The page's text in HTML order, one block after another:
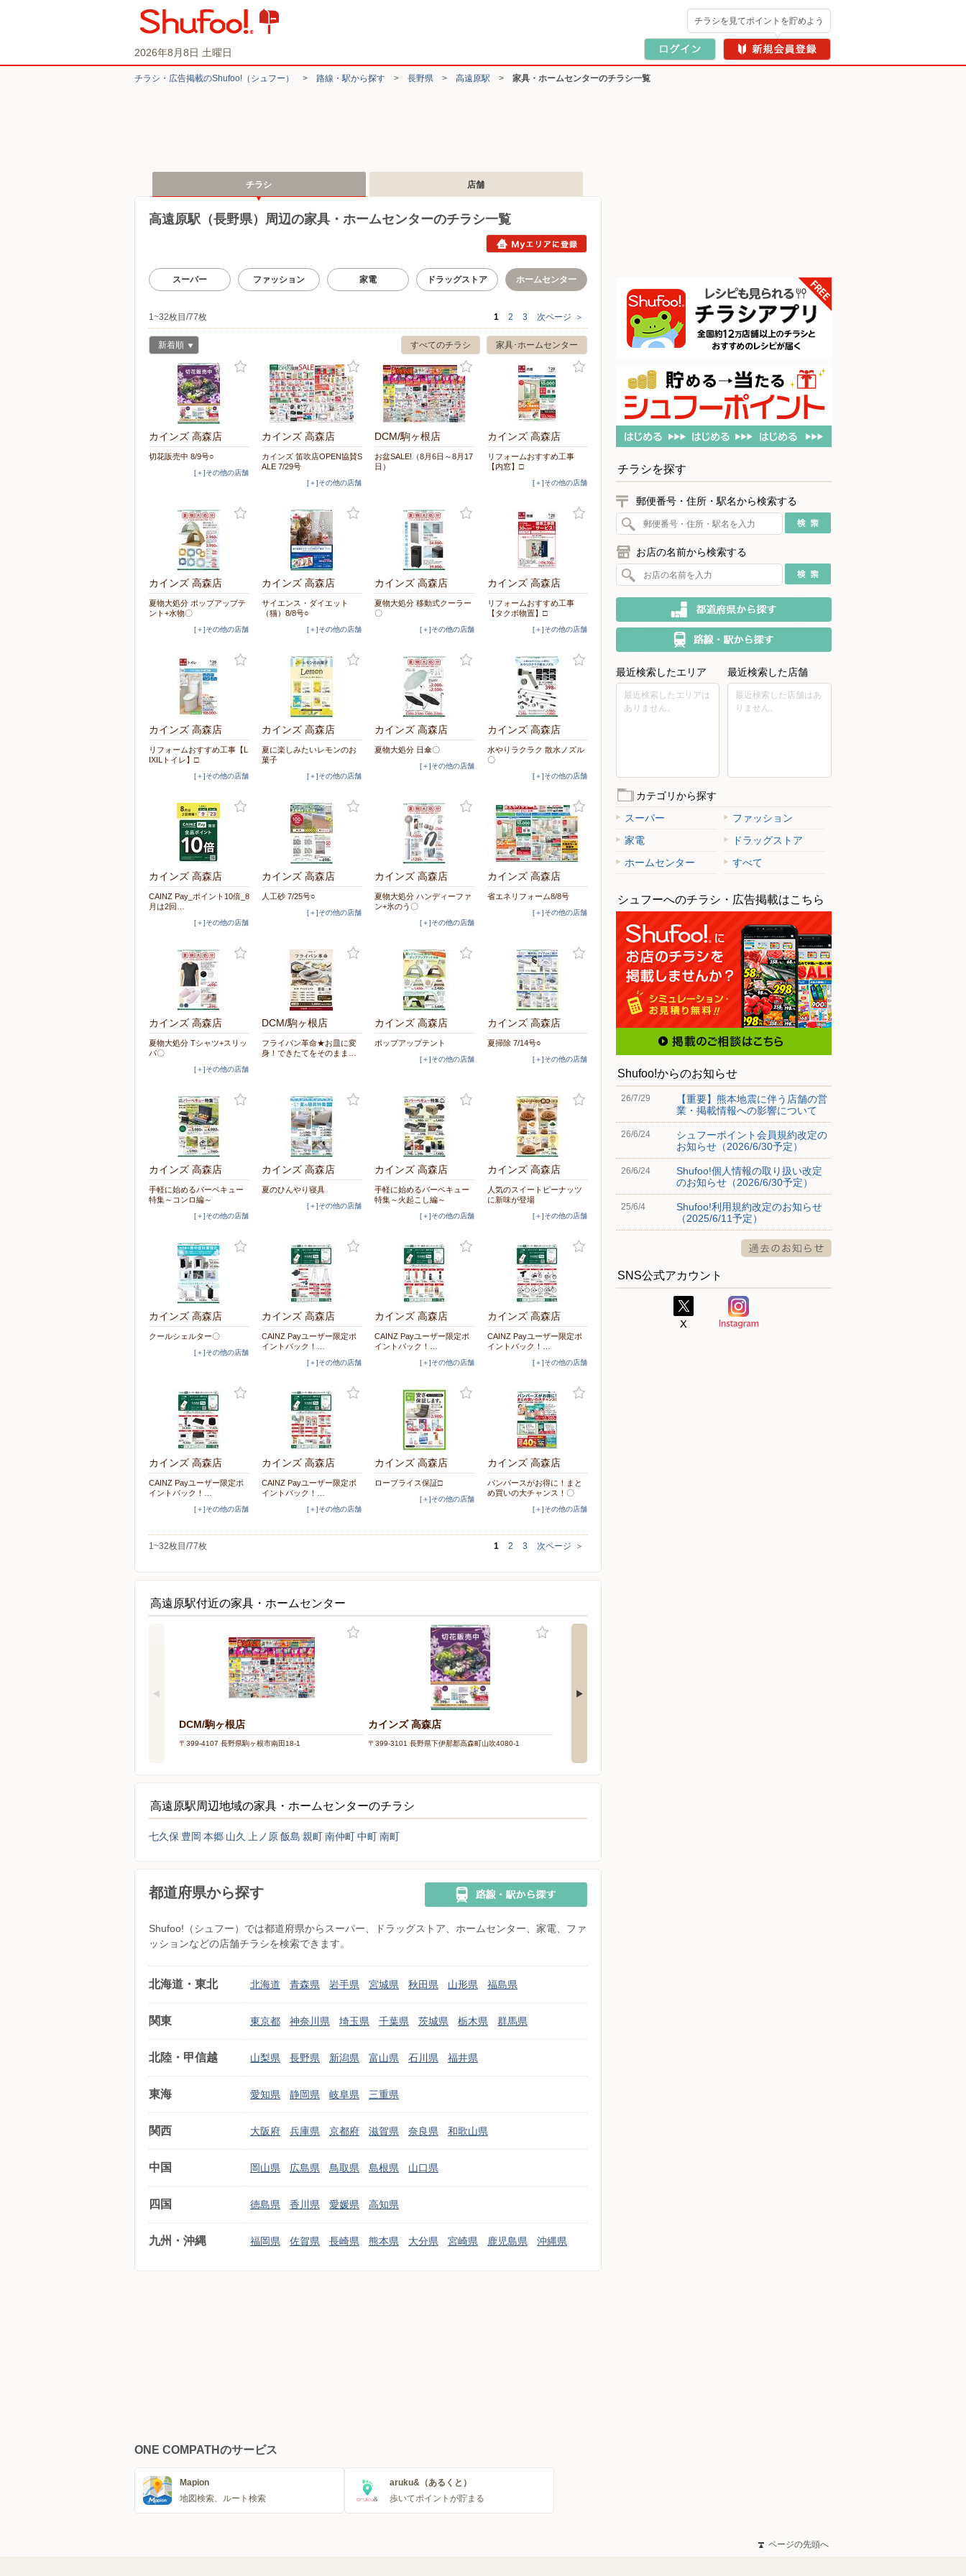
2026年8月8日 土曜日
チラシを見てポイントを貯めよう
チラシ・​広告掲載の​Shufoo!​（シュフー） > 路線・駅から探す > 長野県 > 高遠原駅 > 家具・ホームセンターのチラシ一覧
チラシ 店舗
高遠原駅（長野県）周辺の家具・ホームセンターのチラシ一覧
スーパー ファッション 家電 ドラッグストア ホームセンター
1~32枚目/77枚 1 2 3 次ページ ＞
家具･ホームセンター
すべてのチラシ
新着順
カインズ 高森店
切花販売中 8/9号○
[＋]その他の店舗
カインズ 高森店
カインズ 笛吹店OPEN協賛S
ALE 7/29号
[＋]その他の店舗
DCM/駒ヶ根店
お盆SALE!（8月6日～8月17
日）
カインズ 高森店
リフォームおすすめ工事
【内窓】□
[＋]その他の店舗
カインズ 高森店
夏物大処分 ポップアップテ
ント+水物〇
[＋]その他の店舗
カインズ 高森店
サイエンス・ダイエット
（猫）8/8号○
[＋]その他の店舗
カインズ 高森店
夏物大処分 移動式クーラー
〇
[＋]その他の店舗
カインズ 高森店
リフォームおすすめ工事
【タクボ物置】□
[＋]その他の店舗
カインズ 高森店
リフォームおすすめ工事【L
IXILトイレ】□
[＋]その他の店舗
カインズ 高森店
夏に楽しみたいレモンのお
菓子
[＋]その他の店舗
カインズ 高森店
夏物大処分 日傘〇
[＋]その他の店舗
カインズ 高森店
水やりラクラク 散水ノズル
〇
[＋]その他の店舗
カインズ 高森店
CAINZ Pay_ポイント10倍_8
月は2回…
[＋]その他の店舗
カインズ 高森店
人工砂 7/25号○
[＋]その他の店舗
カインズ 高森店
夏物大処分 ハンディーファ
ン+氷のう〇
[＋]その他の店舗
カインズ 高森店
省エネリフォーム8/8号
[＋]その他の店舗
カインズ 高森店
夏物大処分 Tシャツ+スリッ
パ〇
[＋]その他の店舗
DCM/駒ヶ根店
フライパン革命★お皿に変
身！できたてをそのまま…
カインズ 高森店
ポップアップテント
[＋]その他の店舗
カインズ 高森店
夏掃除 7/14号○
[＋]その他の店舗
カインズ 高森店
手軽に始めるバーベキュー
特集～コンロ編～
[＋]その他の店舗
カインズ 高森店
夏のひんやり寝具
[＋]その他の店舗
カインズ 高森店
手軽に始めるバーベキュー
特集～火起こし編～
[＋]その他の店舗
カインズ 高森店
人気のスイートピーナッツ
に新味が登場
[＋]その他の店舗
カインズ 高森店
クールシェルター〇
[＋]その他の店舗
カインズ 高森店
CAINZ Payユーザー限定ポ
イントバック！…
[＋]その他の店舗
カインズ 高森店
CAINZ Payユーザー限定ポ
イントバック！…
[＋]その他の店舗
カインズ 高森店
CAINZ Payユーザー限定ポ
イントバック！…
[＋]その他の店舗
カインズ 高森店
CAINZ Payユーザー限定ポ
イントバック！…
[＋]その他の店舗
カインズ 高森店
CAINZ Payユーザー限定ポ
イントバック！…
[＋]その他の店舗
カインズ 高森店
ロープライス保証□
[＋]その他の店舗
カインズ 高森店
パンパースがお得に！まと
め買いの大チャンス！〇
[＋]その他の店舗
1~32枚目/77枚 1 2 3 次ページ ＞
高遠原駅付近の家具・ホームセンター
DCM/駒ヶ根店
〒399-4107 長野県駒ヶ根市南田18-1
カインズ 高森店
〒399-3101 長野県下伊那郡高森町山吹4080-1
高遠原駅周辺地域の家具・ホームセンターのチラシ
七久保 豊岡 本郷 山久 上ノ原飯島 親町南仲町中町南町
都道府県から探す
Shufoo!（シュフー）では都道府県からスーパー、ドラッグストア、ホームセンター、家電、ファ
ッションなどの店舗チラシを検索できます。
北海道・東北 北海道 青森県 岩手県 宮城県 秋田県 山形県 福島県
関東 東京都 神奈川県 埼玉県 千葉県 茨城県 栃木県 群馬県
北陸・甲信越 山梨県 長野県 新潟県 富山県 石川県 福井県
東海 愛知県 静岡県 岐阜県 三重県
関西 大阪府 兵庫県 京都府 滋賀県 奈良県 和歌山県
中国 岡山県 広島県 鳥取県 島根県 山口県
四国 徳島県 香川県 愛媛県 高知県
九州・沖縄 福岡県 佐賀県 長崎県 熊本県 大分県 宮崎県 鹿児島県 沖縄県
チラシを探す
郵便番号・住所・駅名から検索する
お店の名前から検索する
最近検索したエリア
最近検索したエリアは
ありません。
最近検索した店舗
最近検索した店舗はあ
りません。
カテゴリから探す
スーパー
ファッション
家電
ドラッグストア
ホームセンター
すべて
シュフーへのチラシ・広告掲載はこちら
Shufoo!からのお知らせ
26/7/29
【重要】熊本地震に伴う店舗の営
業・掲載情報への影響について
26/6/24
シュフーポイント会員規約改定の
お知らせ（2026/6/30予定）
26/6/24
Shufoo!個人情報の取り扱い改定
のお知らせ（2026/6/30予定）
25/6/4
Shufoo!利用規約改定のお知らせ
（2025/6/11予定）
SNS公式アカウント
ONE COMPATHのサービス
Mapion
地図検索、ルート検索
aruku&（あるくと）
歩いてポイントが貯まる
ページの先頭へ